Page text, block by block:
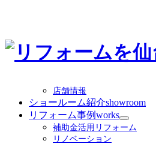
店舗情報
ショールーム紹介showroom
リフォーム事例works
サ
ブ
補助金活用リフォーム
リノベーション